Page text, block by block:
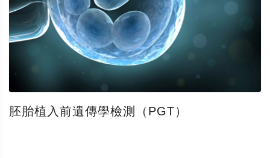
胚胎植入前遺傳學檢測（PGT）